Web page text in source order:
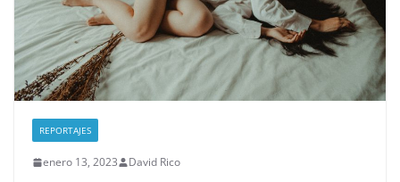
REPORTAJES
enero 13, 2023 David Rico